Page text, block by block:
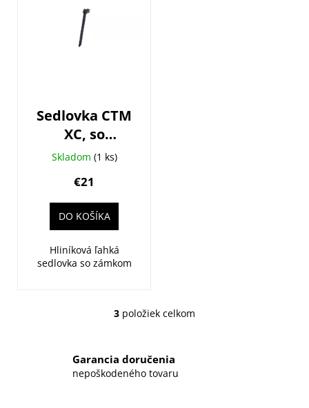
Sedlovka CTM
XC, so
zámkom,
Al, čierna
Skladom (1 ks)
€21
DO KOŠÍKA
Hliníková ľahká
sedlovka so zámkom
O
á
d
3 položiek celkom
Garancia doručenia
nepoškodeného tovaru